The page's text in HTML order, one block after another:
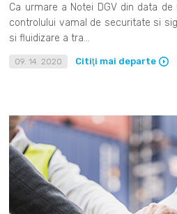
Ca urmare a Notei DGV din data
controlului vamal de securitate si
si fluidizare a tra...
09. 14. 2020 Citiţi mai departe